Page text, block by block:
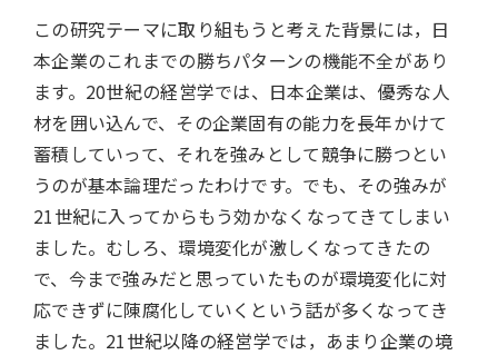
この研究テーマに取り組もうと考えた背景には，日
本企業のこれまでの勝ちパターンの機能不全があり
ます。20世紀の経営学では、日本企業は、優秀な人
材を囲い込んで、その企業固有の能力を長年かけて
蓄積していって、それを強みとして競争に勝つとい
うのが基本論理だったわけです。でも、その強みが
21世紀に入ってからもう効かなくなってきてしまい
ました。むしろ、環境変化が激しくなってきたの
で、今まで強みだと思っていたものが環境変化に対
応できずに陳腐化していくという話が多くなってき
ました。21世紀以降の経営学では，あまり企業の境